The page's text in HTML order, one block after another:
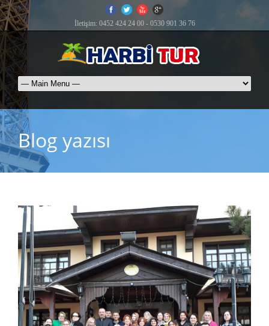
İletişim: 0452 424 24 00 - 0530 901 36 76
Blog yazısı